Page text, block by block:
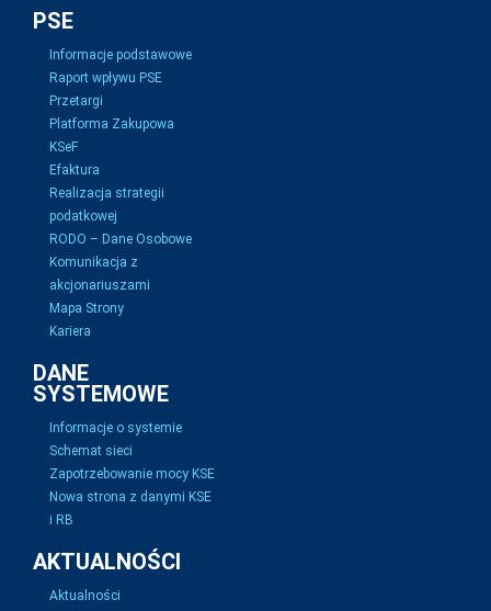
PSE
Informacje podstawowe
Raport wpływu PSE
Przetargi
Platforma Zakupowa
KSeF
Efaktura
Realizacja strategii
podatkowej
RODO – Dane Osobowe
Komunikacja z
akcjonariuszami
Mapa Strony
Kariera
DANE
SYSTEMOWE
Informacje o systemie
Schemat sieci
Zapotrzebowanie mocy KSE
Nowa strona z danymi KSE
i RB
AKTUALNOŚCI
Aktualności